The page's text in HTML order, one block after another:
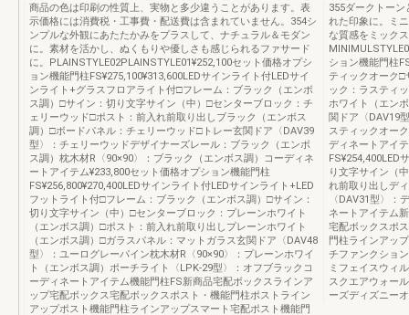
商品の色は印刷の性質上、実物と多少違うことがあります。表
示価格には消費税・工事費・配送費は含まれていません。354シ
ンプルな外観にあたたかみをプラスして、ナチュラル＆モダン
に。素材を活かし、ぬくもりや優しさも感じられるファサード
に。PLAINSTYLE02PLAINSTYLE01¥252,100セット価格オプシ
ョン機能門柱FS¥275,100¥313,600LEDサインライト付LEDサイ
ンライト+グラスフロアライト付□フレーム：ブラック（エンボ
ス調）□サイン：切り文字サイン（中）□センターブロック：チ
ェリーウッド□ポスト：前入れ前取り出しブラック（エンボス
調）□ボードパネル：チェリーウッド□トレー玄関ドア〈DAV39
型〉：チェリーウッドデザイナーズレール：ブラック（エンボ
ス調）枕木材R〈90×90〉：ブラック（エンボス調）コーディネ
ートアイテム¥233,800セット価格オプション機能門柱
FS¥256,800¥270,400LEDサインライト付LEDサインライト+LED
フットライト付□フレーム：ブラック（エンボス調）□サイン：
切り文字サイン（中）□センターブロック：プレーンホワイト
（エンボス調）□ポスト：前入れ前取り出しプレーンホワイト
（エンボス調）□ガラスパネル：マットガラス玄関ドア〈DAV48
型〉：ユーログレーパイン枕木材R〈90×90〉：プレーンホワイ
ト（エンボス調）ポーチライト〈LPK-29型〉：オフブラックコ
ーディネートアイテム機能門柱FS新商品宅配ボックスラインア
ップ宅配ボックス宅配ボックスポスト・機能門柱ポストライン
アップポスト機能門柱ラインアップスマート宅配ポスト機能門
355ダークトー
れた印象に。ミ
な質感をミック
ション機能門柱
ティックオーク□
ック：ラスティ
ホワイト（エン
関ドア〈DAV19
スティックオー
ディネートアイ
FS¥254,400LED
り文字サイン（
れ前取り出しデ
〈DAV31型〉：
ネートアイテム
宅配ボックスポ
門柱ラインアッ
チファンクショ
ミフェイスウィ
スクエアウォー
ーズディズニー